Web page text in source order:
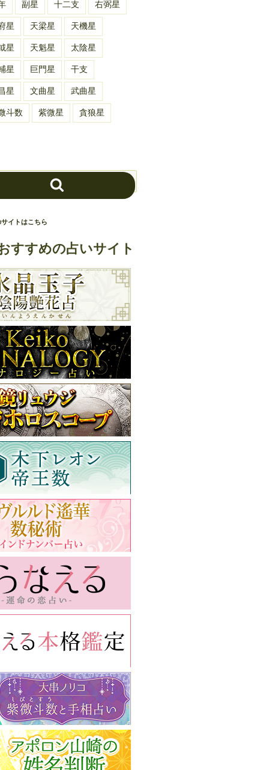
副星 十二支 右弼星
星 天梁星 天機星
星 天魁星 太陰星
星 巨門星 干支
星 文曲星 武曲星
斗数 紫微星 貪狼星
索
イトはこちら
すすめの占いサイト